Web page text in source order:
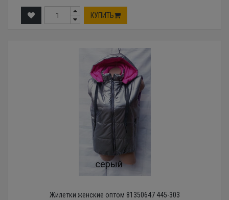
КУПИТЬ
Жилетки женские оптом 81350647 445-303